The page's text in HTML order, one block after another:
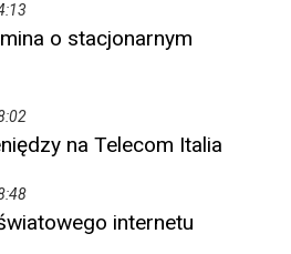
o stacjonarnym
na Telecom Italia
internetu